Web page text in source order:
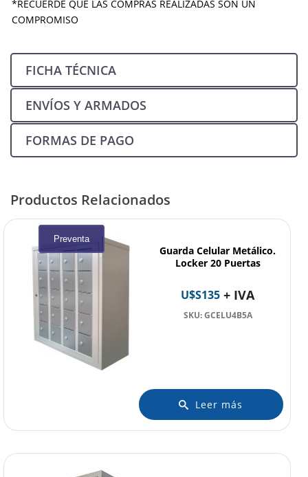
*RECUERDE QUE LAS COMPRAS REALIZADAS SON UN
COMPROMISO
FICHA TÉCNICA
ENVÍOS Y ARMADOS
FORMAS DE PAGO
Productos Relacionados
Guarda Celular Metálico.
Locker 20 Puertas
Preventa
U$S135 + IVA
SKU: GCELU4B5A
Leer más